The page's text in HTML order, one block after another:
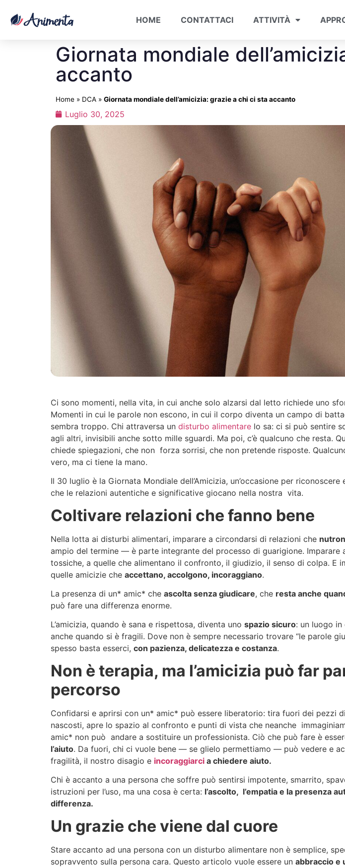
HOME CONTATTACI ATTIVITÀ
Giornata mondiale
accanto
Home » DCA » Giornata mondiale dell’amicizia: grazie a chi ci sta accanto
Luglio 30, 2025
Ci sono momenti, nella vita, in cui anche solo alzarsi dal letto richiede uno
Momenti in cui le parole non escono, in cui il corpo diventa un campo di
sembra troppo. Chi attraversa un disturbo alimentare lo sa: ci si può sentire
agli altri, invisibili anche sotto mille sguardi. Ma poi, c’è qualcuno che resta.
chiede spiegazioni, che non forza sorrisi, che non pretende risposte.
vero, ma ci tiene la mano.
Il 30 luglio è la Giornata Mondiale dell’Amicizia, un’occasione per
che le relazioni autentiche e significative giocano nella nostra vita.
Coltivare relazioni che fanno bene
Nella lotta ai disturbi alimentari, imparare a circondarsi di relazioni che
ampio del termine — è parte integrante del processo di guarigione. Imparare
tossiche, a quelle che alimentano il confronto, il giudizio, il senso di colpa. E
quelle amicizie che accettano, accolgono, incoraggiano.
La presenza di un* amic* che ascolta senza giudicare, che resta anche
può fare una differenza enorme.
L’amicizia, quando è sana e rispettosa, diventa uno spazio sicuro: un luogo in
anche quando si è fragili. Dove non è sempre necessario trovare “le parole
spesso basta esserci, con pazienza, delicatezza e costanza.
Non è terapia, ma l’amicizia può far
percorso
Confidarsi e aprirsi con un* amic* può essere liberatorio: tira fuori dei pezzi
nascosti, apre lo spazio al confronto e punti di vista che neanche
amic* non può andare a sostituire un professionista. Ciò che può fare è
l’aiuto. Da fuori, chi ci vuole bene — se glielo permettiamo — può vedere e
fragilità, il nostro disagio e incoraggiarci a chiedere aiuto.
Chi è accanto a una persona che soffre può sentirsi impotente, smarrito,
istruzioni per l’uso, ma una cosa è certa: l’ascolto, l’empatia e la presenza
differenza.
Un grazie che viene dal cuore
Stare accanto ad una persona con un disturbo alimentare non è semplice,
sopravvento sulla persona cara. Questo articolo vuole essere un abbraccio e